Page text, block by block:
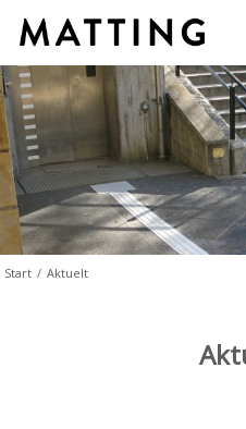
Start / Aktuelt